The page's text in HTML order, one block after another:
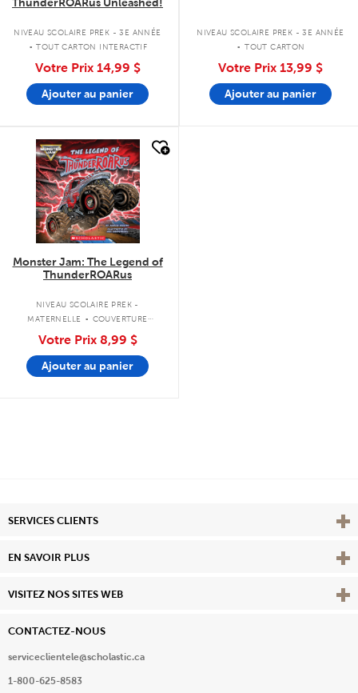
NIVEAU SCOLAIRE PREK - 3E ANNÉE
. TOUT CARTON INTERACTIF
Votre Prix 14,99 $
Ajouter au panier
NIVEAU SCOLAIRE PREK - 3E ANNÉE
. TOUT CARTON
Votre Prix 13,99 $
Ajouter au panier
quick look
Monster Jam: The Legend of
ThunderROARus
NIVEAU SCOLAIRE PREK -
MATERNELLE . COUVERTURE
Votre Prix 8,99 $
Ajouter au panier
SERVICES CLIENTS
EN SAVOIR PLUS View
VISITEZ NOS SITES WEB
CONTACTEZ-NOUS
serviceclientele@scholastic.ca
1-800-625-8583